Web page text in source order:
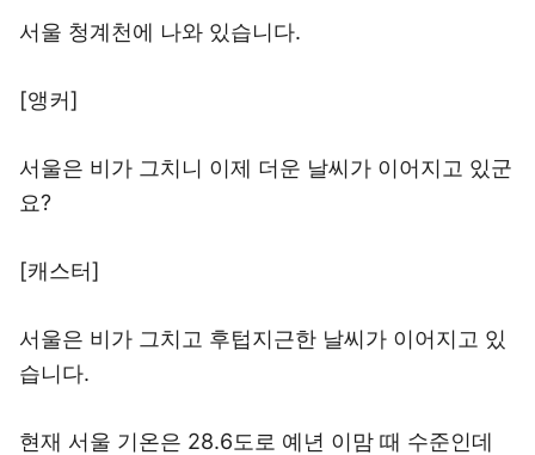
서울 청계천에 나와 있습니다.
[앵커]
서울은 비가 그치니 이제 더운 날씨가 이어지고 있군
요?
[캐스터]
서울은 비가 그치고 후텁지근한 날씨가 이어지고 있
습니다.
현재 서울 기온은 28.6도로 예년 이맘 때 수준인데